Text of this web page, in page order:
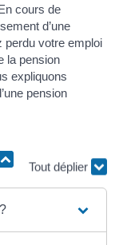
cours de
d’une
perdu votre emploi
la pension
expliquons
pension
Tout déplier